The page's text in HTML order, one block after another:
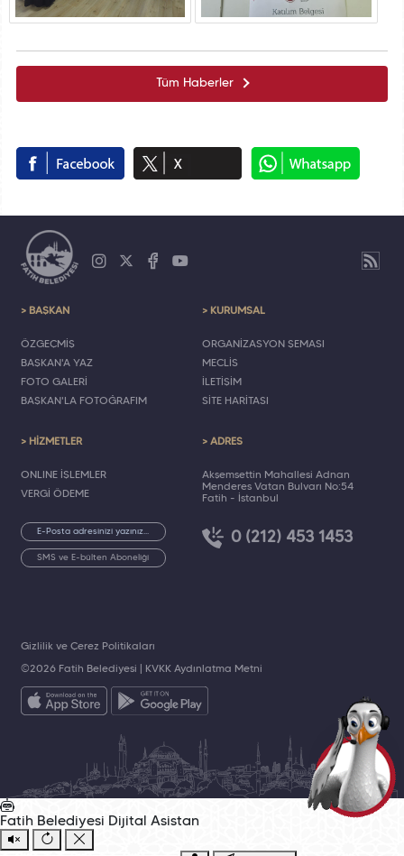
Tüm Haberler
> BAŞKAN
ÖZGEÇMİŞ
BAŞKAN'A YAZ
FOTO GALERİ
BAŞKAN'LA FOTOĞRAFIM
> KURUMSAL
ORGANİZASYON ŞEMASI
MECLİS
İLETİŞİM
SİTE HARİTASI
> HİZMETLER
ONLINE İŞLEMLER
VERGİ ÖDEME
SMS ve E-bülten Aboneliği
> ADRES
Akşemsettin Mahallesi Adnan
Menderes Vatan Bulvarı No:54
Fatih - İstanbul
0 (212) 453 1453
©2026 Fatih Belediyesi | KVKK Aydınlatma Metni
Gizlilik ve Çerez Politikaları
Fatih Belediyesi Dijital Asistan